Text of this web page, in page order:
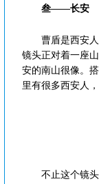
叁——长安
曹盾是西安人
镜头正对着一座
安的南山很像。
里有很多西安人
不止这个镜头